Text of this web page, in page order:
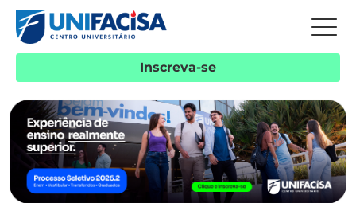
Inscreva-se